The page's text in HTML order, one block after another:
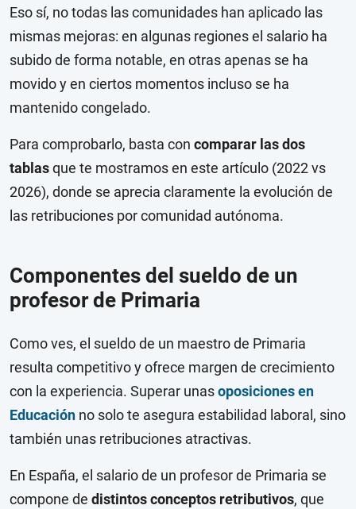
Eso sí, no todas las comunidades han aplicado las
mismas mejoras: en algunas regiones el salario ha
subido de forma notable, en otras apenas se ha
movido y en ciertos momentos incluso se ha
mantenido congelado.
Para comprobarlo, basta con comparar las dos
tablasque te mostramos en este artículo (2022 vs
2026), donde se aprecia claramente la evolución de
las retribuciones por comunidad autónoma.
Componentes del sueldo de un
profesor de Primaria
Como ves, el sueldo de un maestro de Primaria
resulta competitivo y ofrece margen de crecimiento
con la experiencia. Superar unasoposiciones en
Educación no solo te asegura estabilidad laboral, sino
también unas retribuciones atractivas.
En España, el salario de un profesor de Primaria se
compone de distintos conceptos retributivos, que